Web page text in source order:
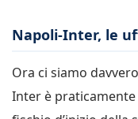
Napoli-Inter, le
Ora ci siamo
Inter è